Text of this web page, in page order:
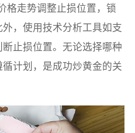
格走势调整止损位置，锁
，使用技术分析工具如支
止损位置。无论选择哪种
计划，是成功炒黄金的关